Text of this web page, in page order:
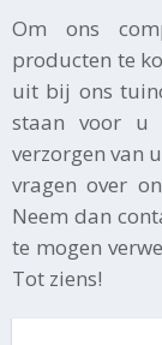
Om ons
producten te
uit bij ons
staan voor u
verzorgen van
vragen over
Neem dan
te mogen
Tot ziens!